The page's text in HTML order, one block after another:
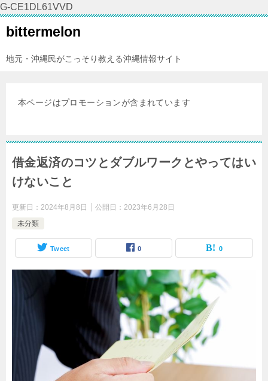
G-CE1DL61VVD
bittermelon
地元・沖縄民がこっそり教える沖縄情報サイト
本ページはプロモーションが含まれています
借金返済のコツとダブルワークとやってはい
けないこと
更新日： 2024年8月8日 公開日： 2023年6月28日
未分類
Tweet 0 0